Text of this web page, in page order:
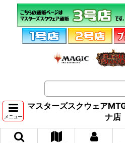
メニュー
マスターズスクウェア
ナ店